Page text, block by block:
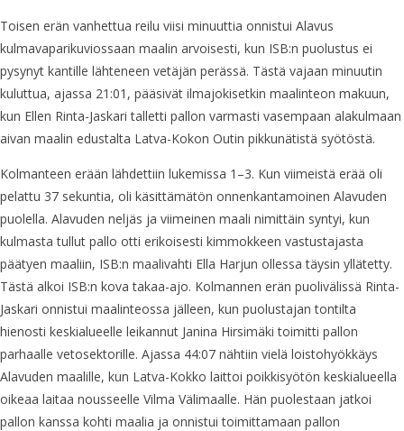
Toisen erän vanhettua reilu viisi minuuttia onnistui Alavus
kulmavaparikuviossaan maalin arvoisesti, kun ISB:n puolustus ei
pysynyt kantille lähteneen vetäjän perässä. Tästä vajaan minuutin
kuluttua, ajassa 21:01, pääsivät ilmajokisetkin maalinteon makuun,
kun Ellen Rinta-Jaskari talletti pallon varmasti vasempaan alakulmaan
aivan maalin edustalta Latva-Kokon Outin pikkunätistä syötöstä.
Kolmanteen erään lähdettiin lukemissa 1–3. Kun viimeistä erää oli
pelattu 37 sekuntia, oli käsittämätön onnenkantamoinen Alavuden
puolella. Alavuden neljäs ja viimeinen maali nimittäin syntyi, kun
kulmasta tullut pallo otti erikoisesti kimmokkeen vastustajasta
päätyen maaliin, ISB:n maalivahti Ella Harjun ollessa täysin yllätetty.
Tästä alkoi ISB:n kova takaa-ajo. Kolmannen erän puolivälissä Rinta-
Jaskari onnistui maalinteossa jälleen, kun puolustajan tontilta
hienosti keskialueelle leikannut Janina Hirsimäki toimitti pallon
parhaalle vetosektorille. Ajassa 44:07 nähtiin vielä loistohyökkäys
Alavuden maalille, kun Latva-Kokko laittoi poikkisyötön keskialueella
oikeaa laitaa nousseelle Vilma Välimaalle. Hän puolestaan jatkoi
pallon kanssa kohti maalia ja onnistui toimittamaan pallon